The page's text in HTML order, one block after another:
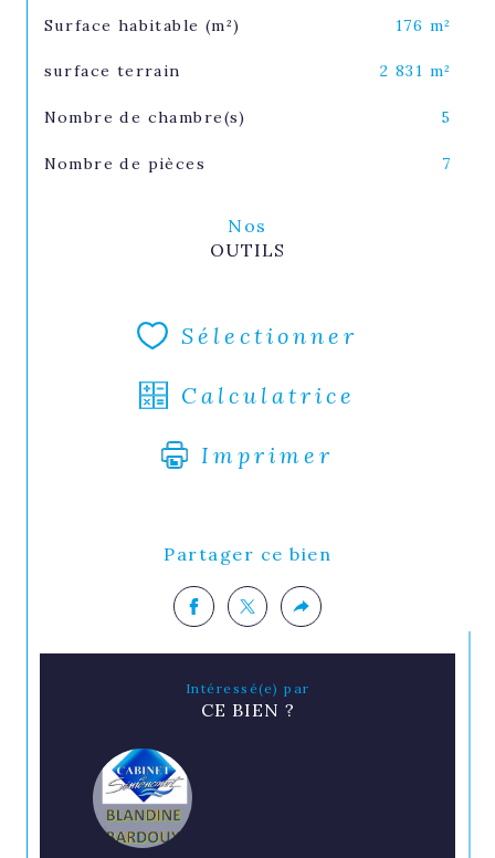
Surface habitable (m²) 176 m²
surface terrain 2 831 m²
Nombre de chambre(s) 5
Nombre de pièces 7
Nos
OUTILS
Sélectionner
Calculatrice
Imprimer
Partager ce bien
Intéressé(e) par
CE BIEN ?